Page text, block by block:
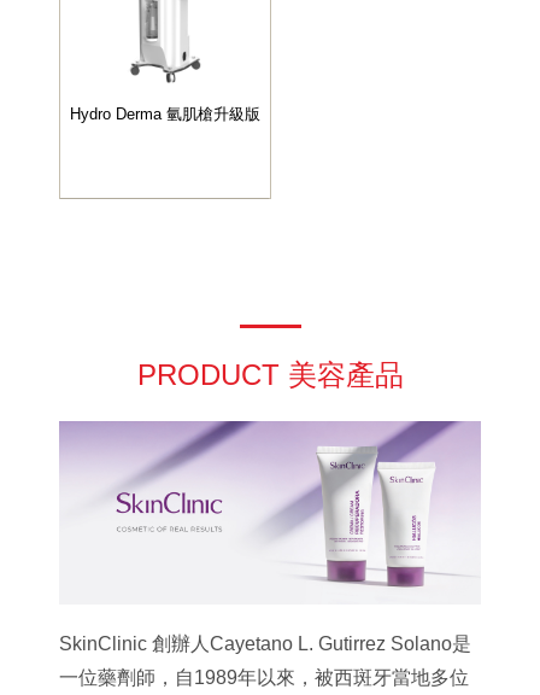
Hydro Derma 氫肌槍升級版
PRODUCT 美容產品
SkinClinic 創辦人Cayetano L. Gutirrez Solano是
一位藥劑師，自1989年以來，被西斑牙當地多位